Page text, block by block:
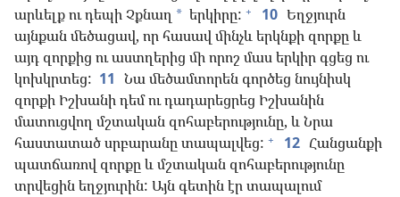
արևելք ու դեպի Չքնաղ * երկիրը: + 10 Եղջյուրն
այնքան մեծացավ, որ հասավ մինչև երկնքի զորքը և
այդ զորքից ու աստղերից մի որոշ մաս երկիր գցեց ու
կոխկրտեց: 11 Նա մեծամտորեն գործեց նույնիսկ
զորքի Իշխանի դեմ ու դադարեցրեց Իշխանին
մատուցվող մշտական զոհաբերությունը, և Նրա
հաստատած սրբարանը տապալվեց: + 12 Հանցանքի
պատճառով զորքը և մշտական զոհաբերությունը
տրվեցին եղջյուրին: Այն գետին էր տապալում